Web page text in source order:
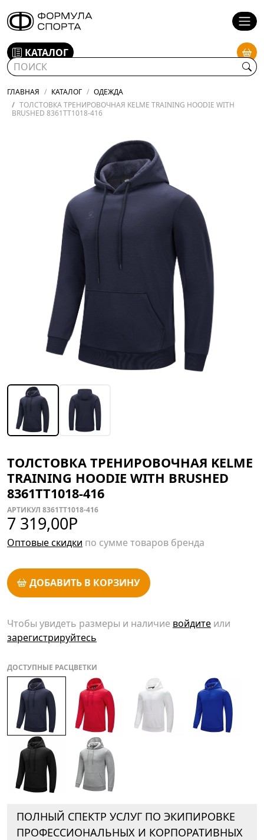
КАТАЛОГ
ГЛАВНАЯ КАТАЛОГ
ОДЕЖДА
ТОЛСТОВКА ТРЕНИРОВОЧНАЯ KELME TRAINING HOODIE WITH
BRUSHED 8361TT1018-416
ТОЛСТОВКА ТРЕНИРОВОЧНАЯ KELME
TRAINING HOODIE WITH BRUSHED
8361TT1018-416
АРТИКУЛ 8361TT1018-416
7 319,00Р
Оптовые скидки по сумме товаров бренда
ДОБАВИТЬ В КОРЗИНУ
Чтобы увидеть размеры и наличие войдите или
зарегистрируйтесь
ДОСТУПНЫЕ РАСЦВЕТКИ
ПОЛНЫЙ СПЕКТР УСЛУГ ПО ЭКИПИРОВКЕ
ПРОФЕССИОНАЛЬНЫХ И КОРПОРАТИВНЫХ